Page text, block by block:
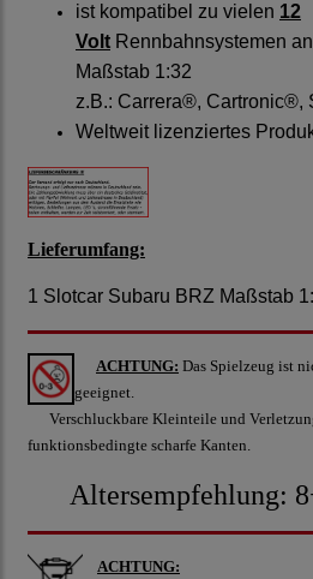
ist kompatibel zu vielen 12
Volt Rennbahnsystemen
Maßstab 1:32
z.B.: Carrera®, Cartronic®,
Weltweit lizenziertes
Lieferumfang:
1 Slotcar Subaru BRZ Maßstab
ACHTUNG: Das Spielzeug ist
geeignet.
Verschluckbare Kleinteile und
funktionsbedingte scharfe Kanten.
Altersempfehlung:
ACHTUNG: